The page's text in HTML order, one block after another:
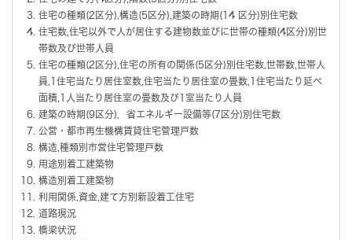
住宅の種類(2区分),構造(5区分),建築の時期(14 区分)別住宅数
住宅数,住宅以外で人が居住する建物数並びに世帯の種類(4区分)別世
帯数及び世帯人員
住宅の種類(2区分),住宅の所有の関係(5区分)別住宅数,世帯数,世帯人
員,1住宅当たり居住室数,住宅当たり居住室の畳数,1住宅当たり延べ
面積,1人当たり居住室の畳数及び1室当たり人員
建築の時期(9区分)，省エネルギー設備等(7区分)別住宅数
公営・都市再生機構賃貸住宅管理戸数
構造,種類別市営住宅管理戸数
用途別着工建築物
構造別着工建築物
利用関係,資金,建て方別新設着工住宅
道路現況
橋梁状況